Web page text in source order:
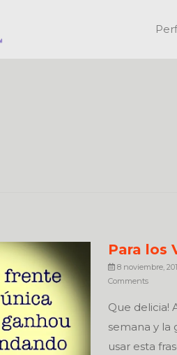
Para los
8 noviembre,
Comments
Que delicia!
semana y la
usar esta